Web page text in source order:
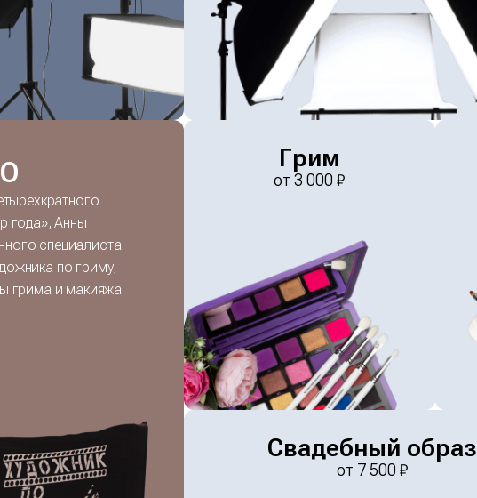
года», Анны
специалиста
по гриму,
грима и макияжа
Грим
от3 000 ₽
Свадебный образ
от 7 500 ₽